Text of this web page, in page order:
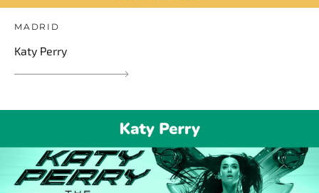
MADRID
Katy Perry